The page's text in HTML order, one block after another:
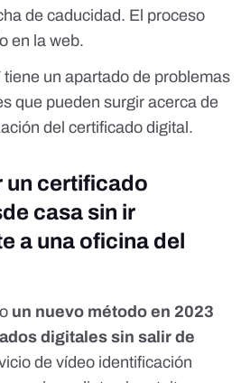
de caducidad. El proceso
en la web.
tiene un apartado de problemas
que pueden surgir acerca de
del certificado digital.
un certificado
casa sin ir
a una oficina del
un nuevo método en 2023
digitales sin salir de
de vídeo identificación